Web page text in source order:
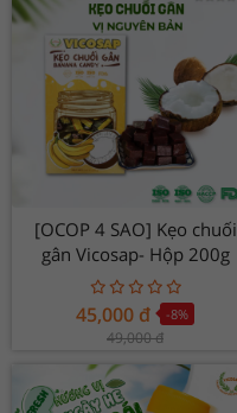
[OCOP 4 SAO] Kẹo chuối
gân Vicosap- Hộp 200g
45,000 đ -8%
49,000đ